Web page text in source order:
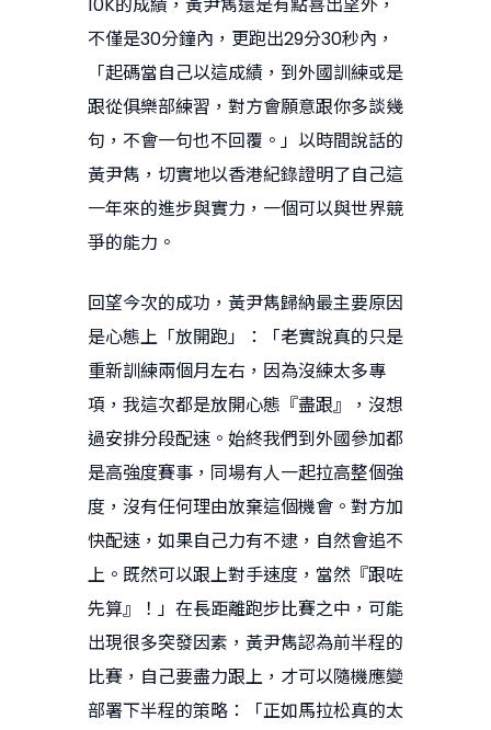
不僅是30分鐘內，更跑出29分30秒內，
「起碼當自己以這成績，到外國訓練或是
跟從俱樂部練習，對方會願意跟你多談幾
句，不會一句也不回覆。」以時間說話的
黃尹雋，切實地以香港紀錄證明了自己這
一年來的進步與實力，一個可以與世界競
爭的能力。
回望今次的成功，黃尹雋歸納最主要原因
是心態上「放開跑」：「老實說真的只是
重新訓練兩個月左右，因為沒練太多專
項，我這次都是放開心態『盡跟』，沒想
過安排分段配速。始終我們到外國參加都
是高強度賽事，同場有人一起拉高整個強
度，沒有任何理由放棄這個機會。對方加
快配速，如果自己力有不逮，自然會追不
上。既然可以跟上對手速度，當然『跟咗
先算』！」在長距離跑步比賽之中，可能
出現很多突發因素，黃尹雋認為前半程的
比賽，自己要盡力跟上，才可以隨機應變
部署下半程的策略：「正如馬拉松真的太